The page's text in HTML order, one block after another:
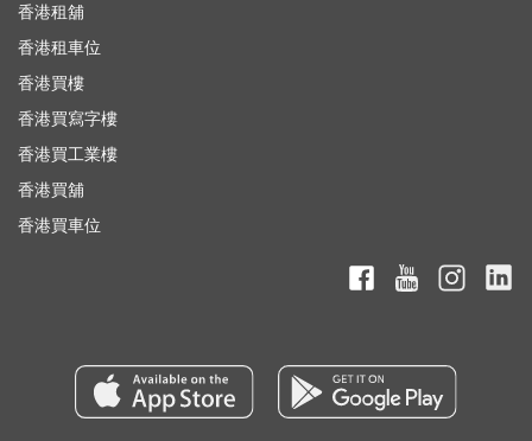
香港租舖
香港租車位
香港買樓
香港買寫字樓
香港買工業樓
香港買舖
香港買車位